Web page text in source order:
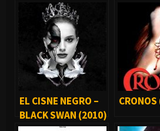
EL CISNE NEGRO –
BLACK SWAN (2010)